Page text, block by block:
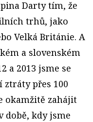
Darty tím, že
trhů, jako
Velká Británie. A
a slovenském
a 2013 jsme se
přes 100
okamžitě zahájit
době, kdy jsme